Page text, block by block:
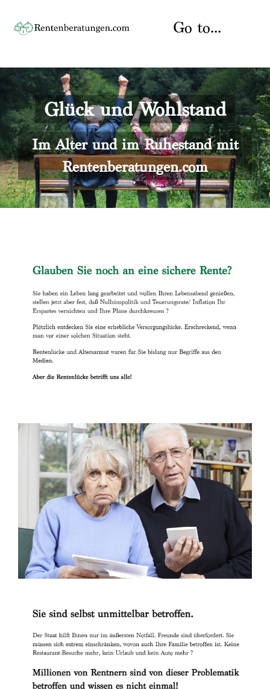
content
Go to...
Startseite
Rente
Rentenberater
Rentenversicherung
Versicherungsberatung
Über uns
Kontakt
Glück und Wohlstand
Im Alter und im Ruhestand mit
Rentenberatungen.com